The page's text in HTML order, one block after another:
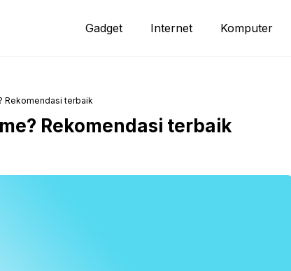
Gadget Internet Komputer
Rekomendasi terbaik
Rekomendasi terbaik